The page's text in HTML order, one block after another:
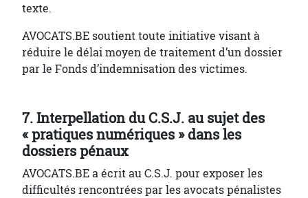
texte.
AVOCATS.BE soutient toute initiative visant à
réduire le délai moyen de traitement d’un dossier
par le Fonds d’indemnisation des victimes.
7. Interpellation du C.S.J. au sujet des
« pratiques numériques » dans les
dossiers pénaux
AVOCATS.BE a écrit au C.S.J. pour exposer les
difficultés rencontrées par les avocats pénalistes